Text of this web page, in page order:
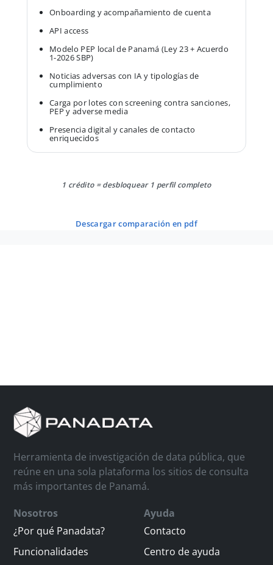
Onboarding y acompañamiento de cuenta
API access
Modelo PEP local de Panamá (Ley 23 + Acuerdo
1-2026 SBP)
Noticias adversas con IA y tipologías de
cumplimiento
Carga por lotes con screening contra sanciones,
PEP y adverse media
Presencia digital y canales de contacto
enriquecidos
1 crédito = desbloquear 1 perfil completo
descargar comparación en pdf
Herramienta de investigación de data pública, que
reúne en una sola plataforma los sitios de consulta
más importantes de Panamá.
Nosotros
¿Por qué Panadata?
Funcionalidades
Ayuda
Contacto
Centro de ayuda